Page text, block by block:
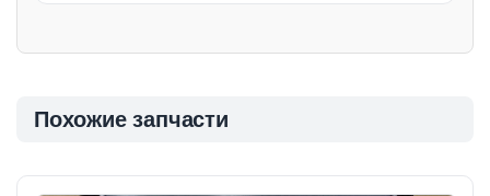
Похожие запчасти